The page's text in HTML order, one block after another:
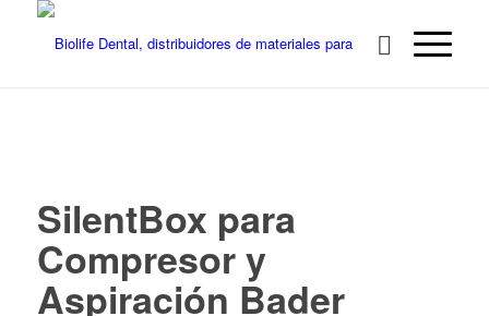
SilentBox para
Compresor y
Aspiración Bader